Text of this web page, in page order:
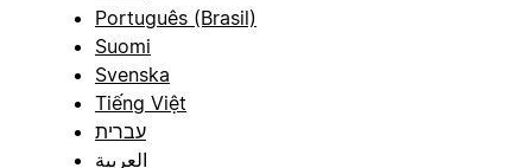
Português (Brasil)
Suomi
Svenska
Tiếng Việt
עברית
العربية